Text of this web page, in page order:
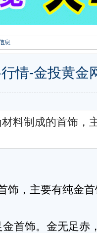
息
情-金投黄金
料制成的首饰，
饰，主要有纯金
首饰。金无足赤